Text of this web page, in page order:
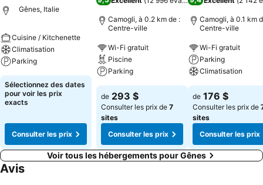
Gênes, Italie
Cuisine / Kitchenette
Climatisation
Parking
Sélectionnez des dates
pour voir les prix
exacts
Consulter les prix
Camogli, à 0.2 km de :
Centre-ville
Wi-Fi gratuit
Piscine
Parking
de 293 $
Consulter les prix de 7
sites
Consulter les prix
Camogli, à 0.1 km
Centre-ville
Wi-Fi gratuit
Parking
Climatisation
de 176 $
Consulter les prix de
sites
Consulter les prix
Voir tous les hébergements pour Gênes
Avis